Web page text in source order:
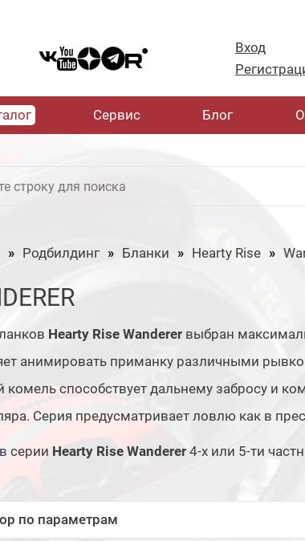
Вход
Cервис Блог
Родбилдинг Бланки Hearty Rise
Hearty Rise Wanderer выбран
анимировать приманку различными
способствует дальнему забросу и
Серия предусматривает ловлю как в
серии Hearty Rise Wanderer 4-х или 5-ти
по параметрам